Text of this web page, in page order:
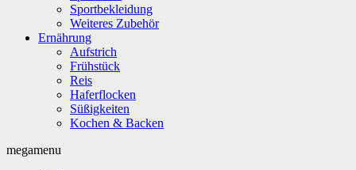
Sportbekleidung
Weiteres Zubehör
Ernährung
Aufstrich
Frühstück
Reis
Haferflocken
Süßigkeiten
Kochen & Backen
megamenu